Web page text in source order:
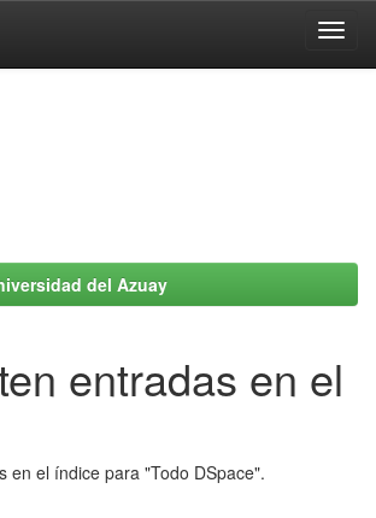
del Azuay
entradas en el
en el índice para "Todo DSpace".